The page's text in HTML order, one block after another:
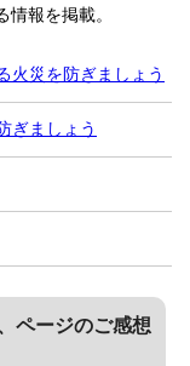
報を掲載。
火災を防ぎましょう
ぎましょう
ページのご感想